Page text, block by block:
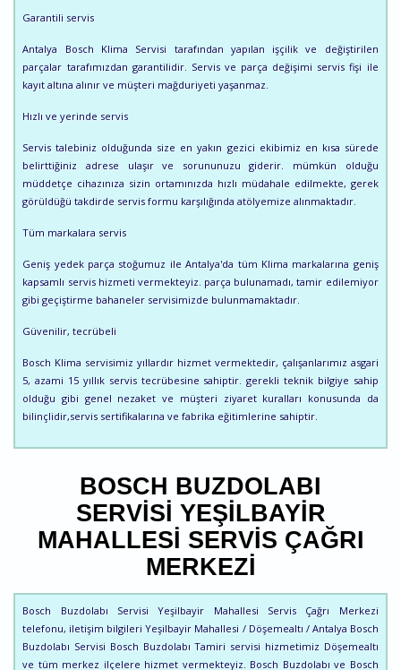
Garantili servis
Antalya Bosch Klima Servisi tarafından yapılan işçilik ve değiştirilen
parçalar tarafımızdan garantilidir. Servis ve parça değişimi servis fişi ile
kayıt altına alınır ve müşteri mağduriyeti yaşanmaz.
Hızlı ve yerinde servis
Servis talebiniz olduğunda size en yakın gezici ekibimiz en kısa sürede
belirttiğiniz adrese ulaşır ve sorununuzu giderir. mümkün olduğu
müddetçe cihazınıza sizin ortamınızda hızlı müdahale edilmekte, gerek
görüldüğü takdirde servis formu karşılığında atölyemize alınmaktadır.
Tüm markalara servis
Geniş yedek parça stoğumuz ile Antalya'da tüm Klima markalarına geniş
kapsamlı servis hizmeti vermekteyiz. parça bulunamadı, tamir edilemiyor
gibi geçiştirme bahaneler servisimizde bulunmamaktadır.
Güvenilir, tecrübeli
Bosch Klima servisimiz yıllardır hizmet vermektedir, çalışanlarımız asgari
5, azami 15 yıllık servis tecrübesine sahiptir. gerekli teknik bilgiye sahip
olduğu gibi genel nezaket ve müşteri ziyaret kuralları konusunda da
bilinçlidir,servis sertifikalarına ve fabrika eğitimlerine sahiptir.
BOSCH BUZDOLABI
SERVISI YEŞILBAYIR
MAHALLESI SERVIS ÇAĞRI
MERKEZI
Bosch Buzdolabı Servisi Yeşilbayir Mahallesi Servis Çağrı Merkezi
telefonu, iletişim bilgileri Yeşilbayir Mahallesi / Döşemealtı / Antalya Bosch
Buzdolabı Servisi Bosch Buzdolabı Tamiri servisi hizmetimiz Döşemealtı
ve tüm merkez ilçelere hizmet vermekteyiz. Bosch Buzdolabı ve Bosch